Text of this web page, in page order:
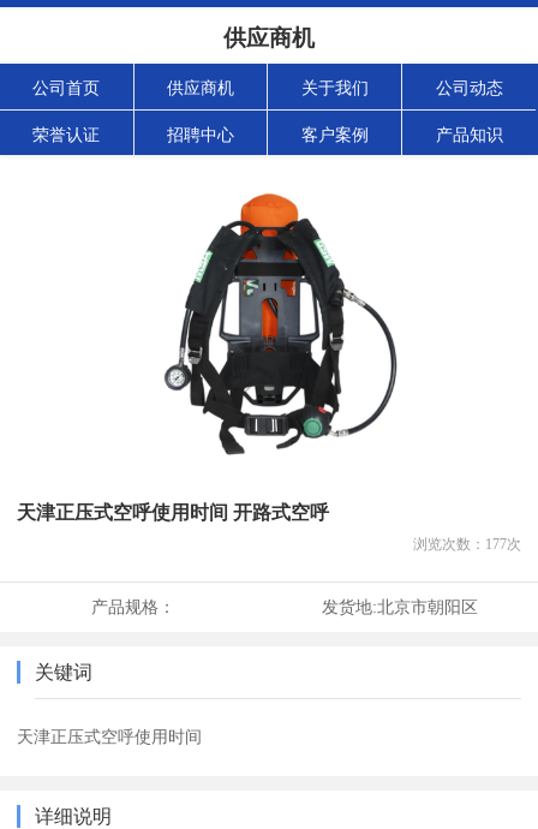
供应商机
公司首页 供应商机 关于我们 公司动态
荣誉认证 招聘中心 客户案例 产品知识
天津正压式空呼使用时间 开路式空呼
浏览次数： 177次
产品规格： 发货地:北京市朝阳区
关键词
天津正压式空呼使用时间
详细说明